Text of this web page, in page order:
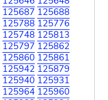
125687 125688
125788 125776
125748 125813
125797 125862
125860 125861
125942 125879
125940 125931
125964 125960